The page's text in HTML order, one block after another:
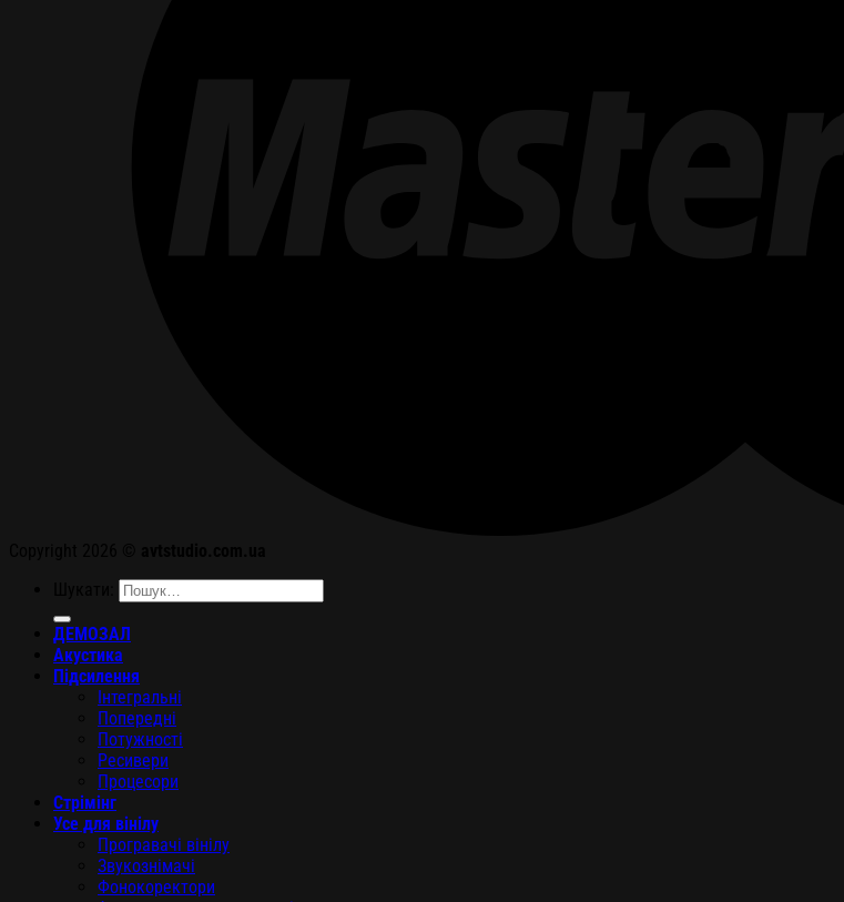
ДЕМОЗАЛ
Акустика
Підсилення
Інтегральні
Попередні
Потужності
Ресивери
Процесори
Стрімінг
Усе для вінілу
Програвачі вінілу
Звукознімачі
Фонокоректори